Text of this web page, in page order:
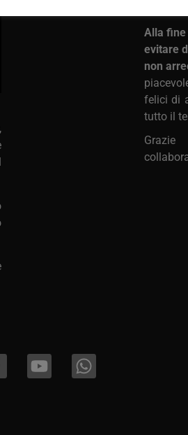
minuti
Alla
evitare
non
felici di
tutto il